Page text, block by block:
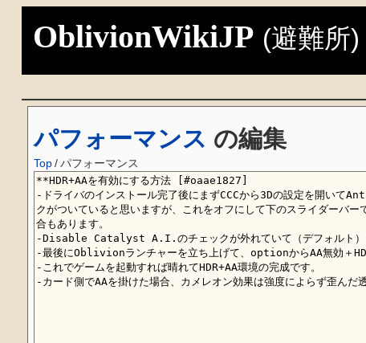
OblivionWikiJP (避難所)
パフォーマンス の編集
Top/パフォーマンス